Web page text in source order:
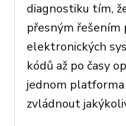
diagnostiku tím,
přesným řešením
elektronických
kódů až po časy
jednom
zvládnout